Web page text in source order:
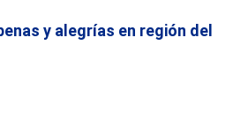
y alegrías en región del